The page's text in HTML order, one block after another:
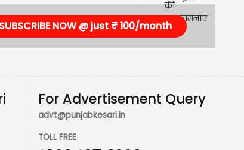
SUBSCRIBE NOW @ just ₹ 100/month
For Advertisement Query
advt@punjabkesari.in
TOLL FREE